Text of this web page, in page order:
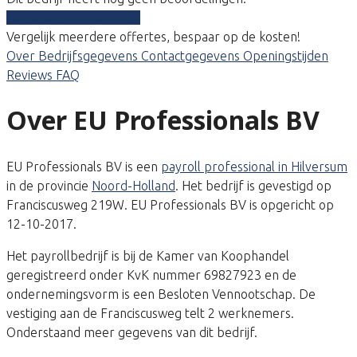
Vergelijk meerdere offertes, bespaar op de kosten!
Over Bedrijfsgegevens Contactgegevens Openingstijden
Reviews FAQ
Over EU Professionals BV
EU Professionals BV is een payroll professional in Hilversum
in de provincie Noord-Holland. Het bedrijf is gevestigd op
Franciscusweg 219W. EU Professionals BV is opgericht op
12-10-2017.
Het payrollbedrijf is bij de Kamer van Koophandel
geregistreerd onder KvK nummer 69827923 en de
ondernemingsvorm is een Besloten Vennootschap. De
vestiging aan de Franciscusweg telt 2 werknemers.
Onderstaand meer gegevens van dit bedrijf.